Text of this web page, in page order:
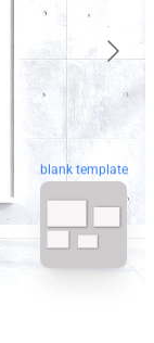
blank template